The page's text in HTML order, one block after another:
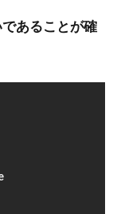
あることが確